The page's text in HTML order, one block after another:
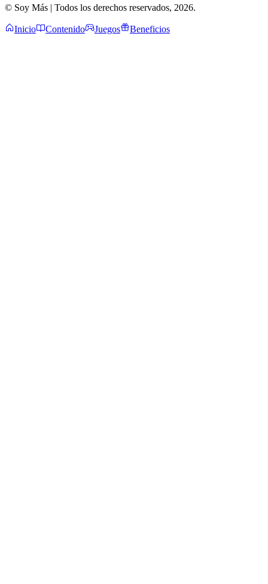
© Soy Más | Todos los derechos reservados, 2026.
Inicio Contenido Juegos Beneficios